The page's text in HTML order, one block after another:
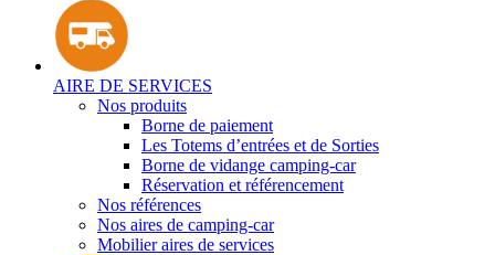
AIRE DE SERVICES
Nos produits
Borne de paiement
Les Totems d’entrées et de Sorties
Borne de vidange camping-car
Réservation et référencement
Nos références
Nos aires de camping-car
Mobilier aires de services